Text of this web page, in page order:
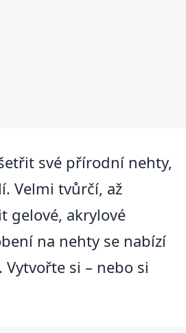
své přírodní nehty,
Velmi tvůrčí, až
gelové, akrylové
na nehty se nabízí
si – nebo si